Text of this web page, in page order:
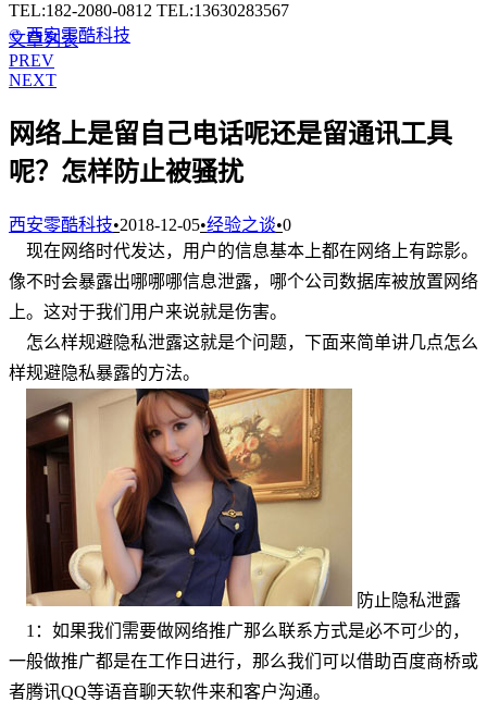
TEL:182-2080-0812 TEL:13630283567
© 西安零酷科技
文章列表
PREV
NEXT
网络上是留自己电话呢还是留通讯工具
呢？怎样防止被骚扰
西安零酷科技•2018-12-05•经验之谈•0
现在网络时代发达，用户的信息基本上都在网络上有踪影。
像不时会暴露出哪哪哪信息泄露，哪个公司数据库被放置网络
上。这对于我们用户来说就是伤害。
怎么样规避隐私泄露这就是个问题，下面来简单讲几点怎么
样规避隐私暴露的方法。
防止隐私泄露
1：如果我们需要做网络推广那么联系方式是必不可少的，
一般做推广都是在工作日进行，那么我们可以借助百度商桥或
者腾讯QQ等语音聊天软件来和客户沟通。